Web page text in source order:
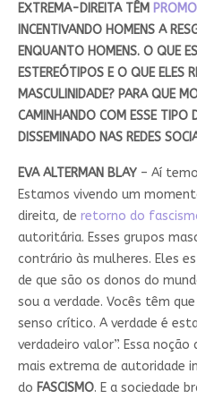
EXTREMA-DIREITA TÊM
INCENTIVANDO HOMENS A
ENQUANTO HOMENS. O QUE
ESTEREÓTIPOS E O QUE ELES
MASCULINIDADE? PARA QUE
CAMINHANDO COM ESSE TIPO
DISSEMINADO NAS REDES
EVA ALTERMAN BLAY – Aí
Estamos vivendo um
direita, de retorno do
autoritária. Esses grupos
contrário às mulheres. Eles
de que são os donos do
sou a verdade. Vocês têm
senso crítico. A verdade é
verdadeiro valor”. Essa
mais extrema de autoridade
do FASCISMO. E a sociedade